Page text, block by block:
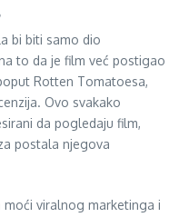
bi biti samo dio
to da je film već postigao
Rotten Tomatoesa,
Ovo svakako
da pogledaju film,
postala njegova
moći viralnog marketinga i